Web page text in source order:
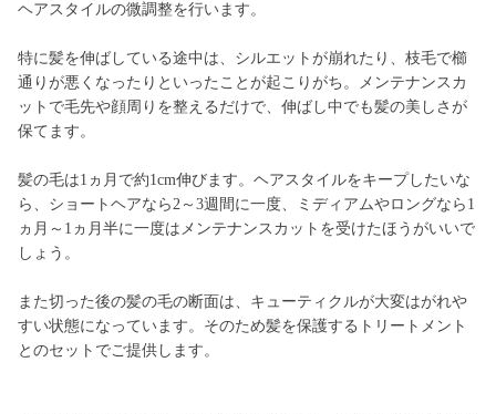
ヘアスタイルの微調整を行います。
特に髪を伸ばしている途中は、シルエットが崩れたり、枝毛で櫛
通りが悪くなったりといったことが起こりがち。メンテナンスカ
ットで毛先や顔周りを整えるだけで、伸ばし中でも髪の美しさが
保てます。
髪の毛は1ヵ月で約1cm伸びます。ヘアスタイルをキープしたいな
ら、ショートヘアなら2～3週間に一度、ミディアムやロングなら1
ヵ月～1ヵ月半に一度はメンテナンスカットを受けたほうがいいで
しょう。
また切った後の髪の毛の断面は、キューティクルが大変はがれや
すい状態になっています。そのため髪を保護するトリートメント
とのセットでご提供します。